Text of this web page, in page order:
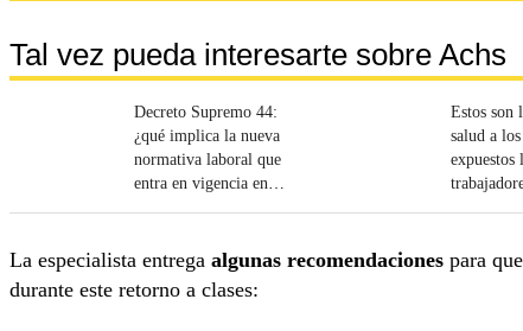
Tal vez pueda interesarte sobre Achs
Decreto Supremo 44:
¿qué implica la nueva
normativa laboral que
entra en vigencia en
Estos son
salud a
expuestos
La especialista entrega algunas recomendaciones para
durante este retorno a clases: